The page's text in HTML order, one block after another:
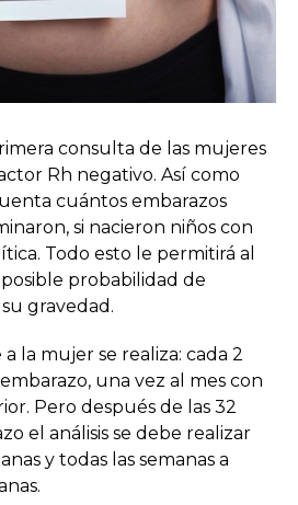
consulta de las mujeres
Rh negativo. Así como
cuántos embarazos
si nacieron niños con
Todo esto le permitirá al
probabilidad de
gravedad.
a la mujer se realiza: cada 2
una vez al mes con
Pero después de las 32
el análisis se debe realizar
y todas las semanas a